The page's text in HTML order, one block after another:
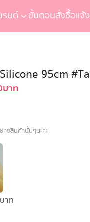
รนด์ ขั้นตอนสั่งซื้อแจ้
95cm
าท.
บาทCurrent
34,900 บาท.
างสินค้านั้นๆนะคะ
าท